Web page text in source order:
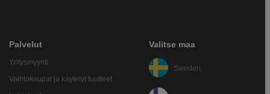
Palvelut
Yritysmyynti
Vaihtokaupat ja käytetyt tuotteet
Valitse maa
Sweden